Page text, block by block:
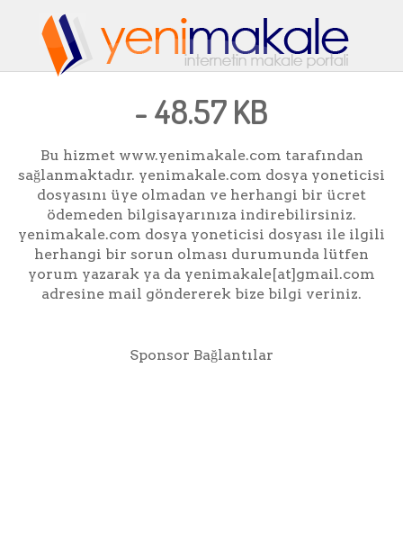
- 48.57 KB
Bu hizmet www.yenimakale.com tarafından
sağlanmaktadır. yenimakale.com dosya yoneticisi
dosyasını üye olmadan ve herhangi bir ücret
ödemeden bilgisayarınıza indirebilirsiniz.
yenimakale.com dosya yoneticisi dosyası ile ilgili
herhangi bir sorun olması durumunda lütfen
yorum yazarak ya da yenimakale[at]gmail.com
adresine mail göndererek bize bilgi veriniz.
Sponsor Bağlantılar